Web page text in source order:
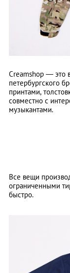
Creamshop — это
петербургского
принтами,
совместно с
музыкантами.
Все вещи
ограниченными
быстро.